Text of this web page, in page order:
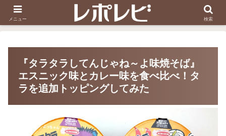
スヌーピー刺しゅう ダイソー知恵の輪
『タラタラしてんじゃね～よ味焼そば』
エスニック味とカレー味を食べ比べ！タ
ラを追加トッピングしてみた
メニュー 検索